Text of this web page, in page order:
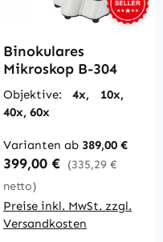
Binokulares
Mikroskop B-304
Objektive: 4x, 10x,
40x, 60x
Varianten ab 389,00 €
Regulärer Preis:
399,00 € (335,29 €
netto)
Preise inkl. MwSt. zzgl.
Versandkosten